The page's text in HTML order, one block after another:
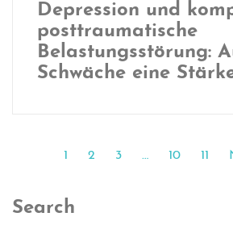
Depression und
posttraumatische
Belastungsstörung:
Schwäche eine
1 2 3 … 10 11
Search